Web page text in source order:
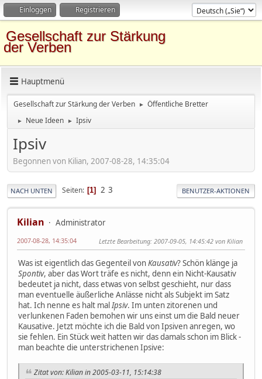
Einloggen Registrieren
Gesellschaft zur Stärkung
der Verben
Hauptmenü
Gesellschaft zur Stärkung der Verben ► Öffentliche Bretter
► Neue Ideen ► Ipsiv
Ipsiv
Begonnen von Kilian, 2007-08-28, 14:35:04
NACH UNTEN Seiten 1 2 3 BENUTZER-AKTIONEN
Kilian Administrator
2007-08-28, 14:35:04 Letzte Bearbeitung: 2007-09-05, 14:45:42 von Kilian
Was ist eigentlich das Gegenteil vonKausativ? Schön klänge ja
Spontiv, aber das Wort träfe es nicht, denn ein Nicht-Kausativ
bedeutet ja nicht, dass etwas von selbst geschieht, nur dass
man eventuelle äußerliche Anlässe nicht als Subjekt im Satz
hat. Ich nenne es halt malIpsiv. Im unten zitorenen und
verlunkenen Faden bemohen wir uns einst um die Bald neuer
Kausative. Jetzt möchte ich die Bald von Ipsiven anregen, wo
sie fehlen. Ein Stück weit hatten wir das damals schon im Blick -
man beachte die unterstrichenen Ipsive:
Zitat von: Kilian in 2005-03-11, 15:14:38